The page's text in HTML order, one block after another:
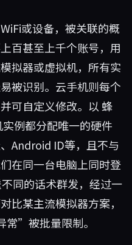
或设备，被关联的概
百甚至上千个账号，用
拟器或虚拟机，所有实
被识别。云手机则每个
可自定义修改。以 蜂
例都分配唯一的硬件
Android ID等，且不与
在同一台电脑上同时登
同的话术群发，经过一
比某主流模拟器方案，
”被批量限制。